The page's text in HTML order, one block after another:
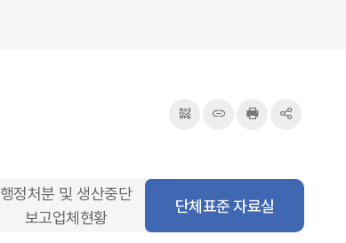
QRcode주소복사프린터공유
행정처분 및 생산중단
보고업체현황
단체표준 자료실